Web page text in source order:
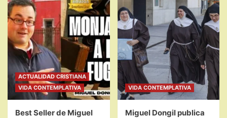
ACTUALIDAD CRISTIANA
VIDA CONTEMPLATIVA
Best Seller de Miguel
VIDA CONTEMPLATIVA
Miguel Dongil publica